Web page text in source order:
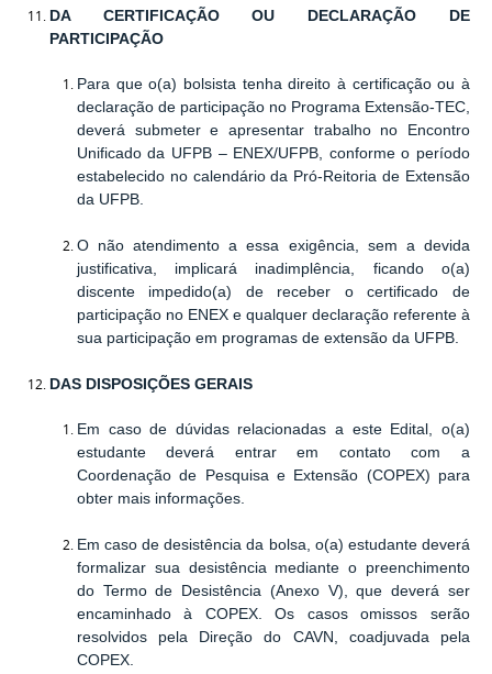
DA CERTIFICAÇÃO OU DECLARAÇÃO DE
PARTICIPAÇÃO
Para que o(a) bolsista tenha direito à certificação ou à
declaração de participação no Programa Extensão-TEC,
deverá submeter e apresentar trabalho no Encontro
Unificado da UFPB – ENEX/UFPB, conforme o período
estabelecido no calendário da Pró-Reitoria de Extensão
da UFPB.
O não atendimento a essa exigência, sem a devida
justificativa, implicará inadimplência, ficando o(a)
discente impedido(a) de receber o certificado de
participação no ENEX e qualquer declaração referente à
sua participação em programas de extensão da UFPB.
DAS DISPOSIÇÕES GERAIS
Em caso de dúvidas relacionadas a este Edital, o(a)
estudante deverá entrar em contato com a
Coordenação de Pesquisa e Extensão (COPEX) para
obter mais informações.
Em caso de desistência da bolsa, o(a) estudante deverá
formalizar sua desistência mediante o preenchimento
do Termo de Desistência (Anexo V), que deverá ser
encaminhado à COPEX. Os casos omissos serão
resolvidos pela Direção do CAVN, coadjuvada pela
COPEX.